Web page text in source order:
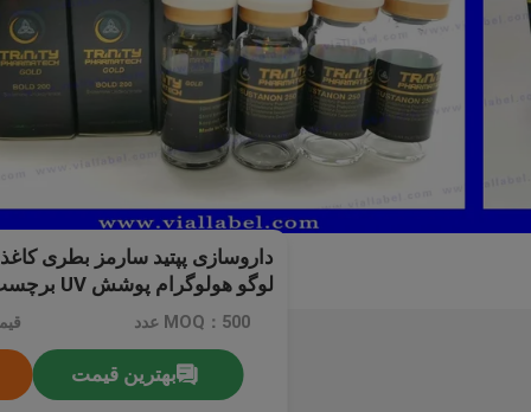
داروسازی پپتید سارمز بطری
لیترMOQ：500 عدد
بهترین قیمت